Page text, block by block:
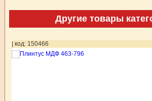
Другие товары
| код: 150466